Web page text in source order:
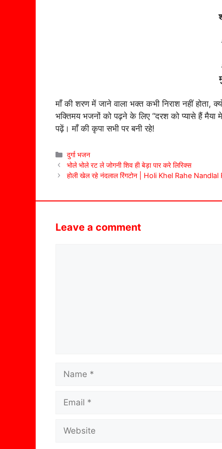
माँ की शरण में जाने वाला भक्त कभी निराश नहीं
भक्तिमय भजनों को पढ़ने के लिए “दरश को प्यासे हैं
पढ़ें। माँ की कृपा सभी पर बनी रहे!
Categories
दुर्गा भजन
भोले भोले रट ले जोगनी शिव ही बेड़ा पार करे लिरिक्स
होली खेल रहे नंदलाल रिंगटोन | Holi Khel Rahe
Leave a comment
Name
Email
Website